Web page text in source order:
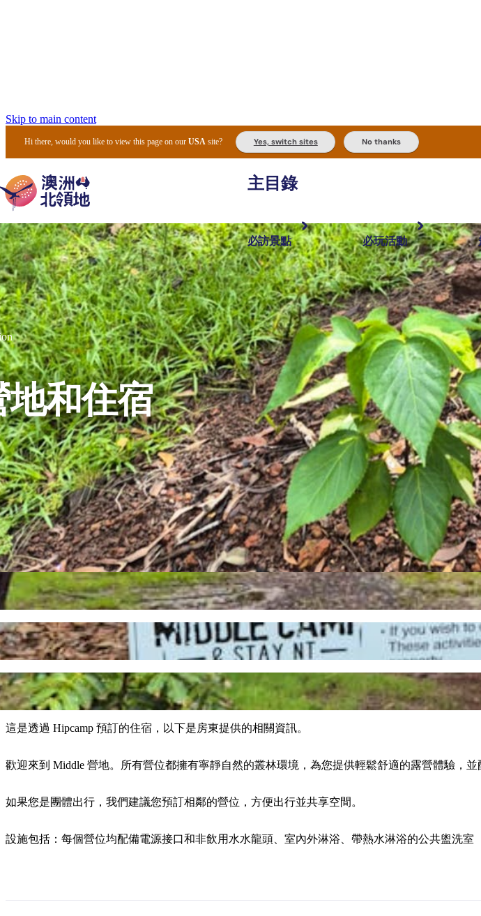
Skip to main content
Hi there, would you like to view this page on ourUSA site? Yes, switch sites No thanks
主目錄
必訪景點
最受歡迎目的地 內陸
必玩活動
體驗 旅客類型
規劃和預訂 實用
搜尋:
地和住宿
這是透過 Hipcamp 預訂的住宿，以下是房東提供的相關資訊。
歡迎來到 Middle 營地。所有營位都擁有寧靜自然的叢林環境，為您提供輕鬆舒適的露營體驗，並
如果您是團體出行，我們建議您預訂相鄰的營位，方便出行並共享空間。
設施包括：每個營位均配備電源接口和非飲用水水龍頭、室內外淋浴、帶熱水淋浴的公共盥洗室